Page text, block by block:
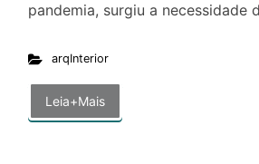
pandemia, surgiu a necessidade
arqInterior
Leia+Mais